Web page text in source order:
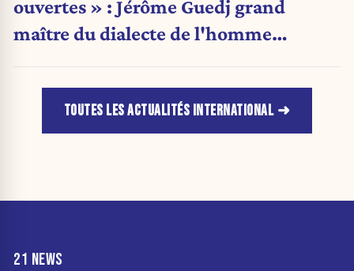
ouvertes » : Jérôme Guedj grand
maître du dialecte de l'homme
TOUTES LES ACTUALITÉS INTERNATIONAL
21 NEWS